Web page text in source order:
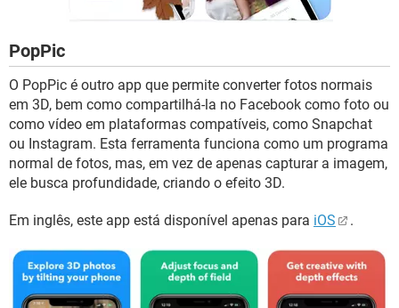
PopPic
O PopPic é outro app que permite converter fotos normais
em 3D, bem como compartilhá-la no Facebook como foto ou
como vídeo em plataformas compatíveis, como Snapchat
ou Instagram. Esta ferramenta funciona como um programa
normal de fotos, mas, em vez de apenas capturar a imagem,
ele busca profundidade, criando o efeito 3D.
Em inglês, este app está disponível apenas para iOS .